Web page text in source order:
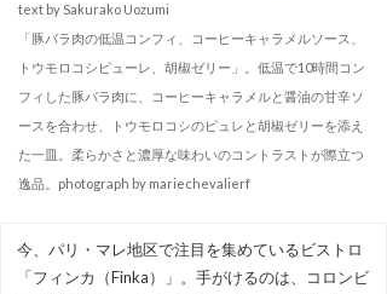
text by Sakurako Uozumi
「豚バラ肉の低温コンフィ、コーヒーキャラメルソース、
トウモロコシピューレ、胡椒ゼリー」。低温で10時間コン
フィした豚バラ肉に、コーヒーキャラメルと醤油の甘辛ソ
ースを合わせ、トウモロコシのピュレと胡椒ゼリーを添え
た一皿。柔らかさと濃厚な味わいのコントラストが際立つ
逸品。photograph by mariechevalierf
今、パリ・マレ地区で注目を集めているビストロ
「フィンカ（Finka）」。手がけるのは、コロンビ